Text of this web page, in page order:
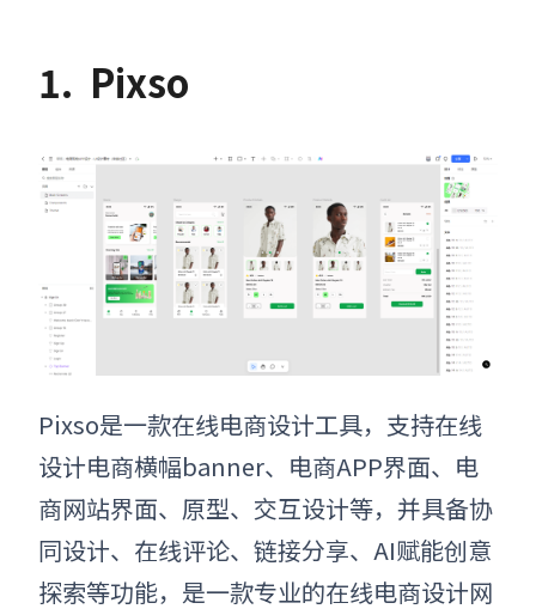
1. Pixso
Pixso是一款在线电商设计工具，支持在线
设计电商横幅banner、电商APP界面、电
商网站界面、原型、交互设计等，并具备协
同设计、在线评论、链接分享、AI赋能创意
探索等功能，是一款专业的在线电商设计网